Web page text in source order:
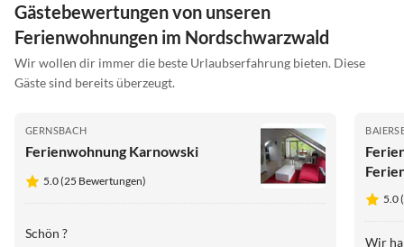
Gästebewertungen von unseren
Ferienwohnungen im Nordschwarzwald
Wir wollen dir immer die beste Urlaubserfahrung bieten. Diese
Gäste sind bereits überzeugt.
GERNSBACH
Ferienwohnung Karnowski
5.0 (25 Bewertungen)
Schön ?
5.0
Wir